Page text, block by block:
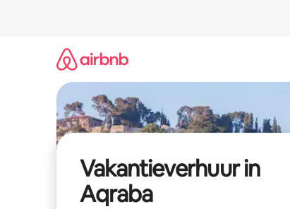
Vakantieverhuur in
Aqraba